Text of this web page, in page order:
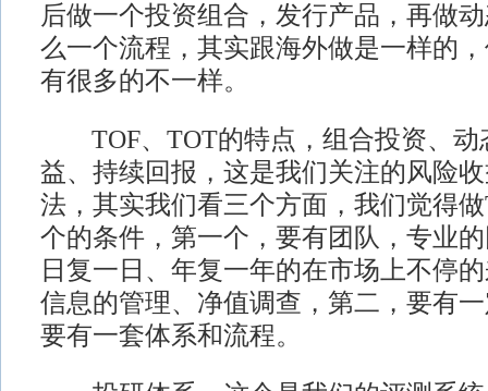
后做一个投资组合，发行产品，再做
么一个流程，其实跟海外做是一样的
有很多的不一样。
TOF、TOT的特点，组合投资、动
益、持续回报，这是我们关注的风险
法，其实我们看三个方面，我们觉得
个的条件，第一个，要有团队，专业
日复一日、年复一年的在市场上不停
信息的管理、净值调查，第二，要有
要有一套体系和流程。